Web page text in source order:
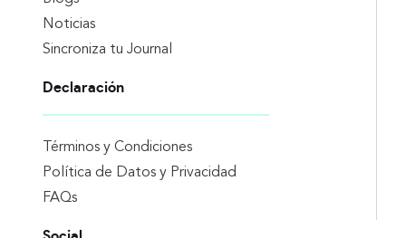
Noticias
Sincroniza tu Journal
Declaración
Términos y Condiciones
Política de Datos y Privacidad
FAQs